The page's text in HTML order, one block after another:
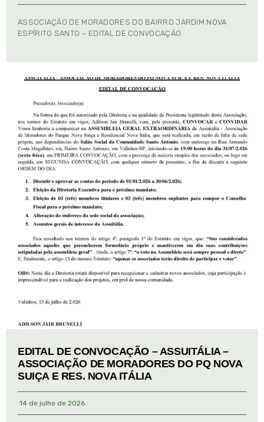
ASSOCIAÇÃO DE MORADORES DO BAIRRO JARDIM NOVA
ESPÍRITO SANTO – EDITAL DE CONVOCAÇÃO
EDITAL DE CONVOCAÇÃO – ASSUITÁLIA –
ASSOCIAÇÃO DE MORADORES DO PQ NOVA
SUIÇA E RES. NOVA ITÁLIA
14 de julho de 2026